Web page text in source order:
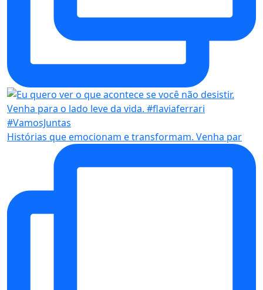
Histórias que emocionam e transformam. Venha par